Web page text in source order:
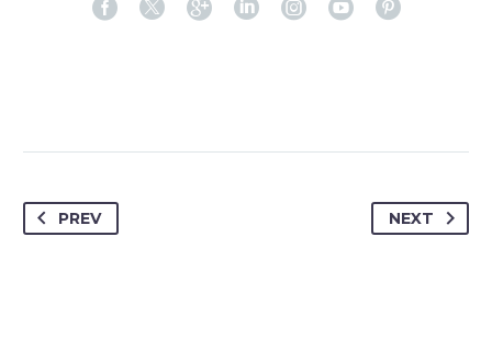
PREV NEXT